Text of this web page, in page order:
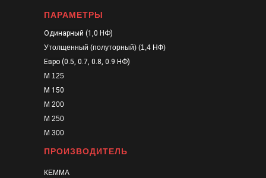
ПАРАМЕТРЫ
Одинарный (1,0 НФ)
Утолщенный (полуторный) (1,4 НФ)
Евро (0.5, 0.7, 0.8, 0.9 НФ)
М 125
М 150
М 200
М 250
М 300
ПРОИЗВОДИТЕЛЬ
КЕММА